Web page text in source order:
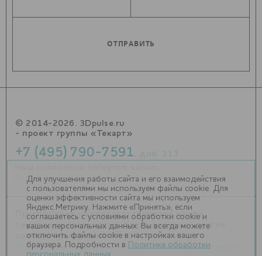
© 2014-2026. 3Dpulse.ru
- проект группы «Текарт»
+7 (495) 790-7591
https://t.me/Techart_CaseStudy
Приглашения на соответствующие нашей
тематике мероприятия, пресс-релизы и другие
сообщения ждем наinfo@3dpulse.ru .
Политика в отношении обработки персональных
Для улучшения работы сайта и его взаимодействия
с пользователями мы используем файлы cookie. Для
оценки эффективности сайта мы используем
Яндекс.Метрику. Нажмите «Принять», если
соглашаетесь с условиями обработки cookie и
ваших персональных данных. Вы всегда можете
отключить файлы cookie в настройках вашего
браузера. Подробности в
Политике обработки
персональных данных